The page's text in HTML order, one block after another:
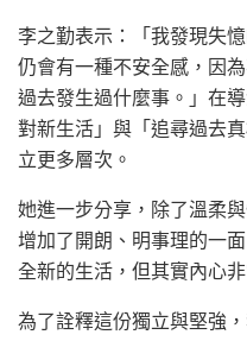
李之勤表示：「我發現失
仍會有一種不安全感，因
過去發生過什麼事。」在
對新生活」與「追尋過去
立更多層次。
她進一步分享，除了溫柔
增加了開朗、明事理的一
全新的生活，但其實內心
為了詮釋這份獨立與堅強